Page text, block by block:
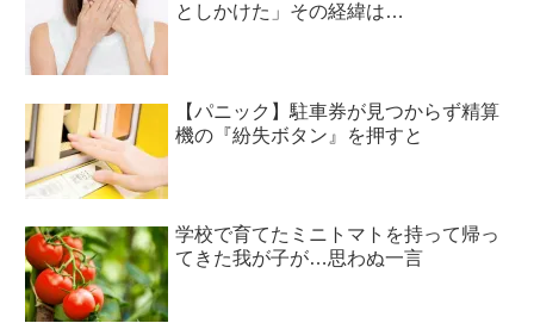
としかけた」その経緯は…
【パニック】駐車券が見つからず精算
機の『紛失ボタン』を押すと
学校で育てたミニトマトを持って帰っ
てきた我が子が…思わぬ一言